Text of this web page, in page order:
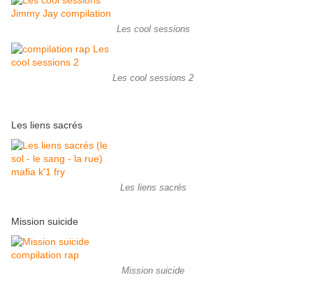
Les cool sessions
Les cool sessions 2
Les liens sacrés
Les liens sacrés
Mission suicide
Mission suicide